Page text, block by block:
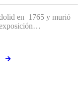
en 1765 y murió
exposición…